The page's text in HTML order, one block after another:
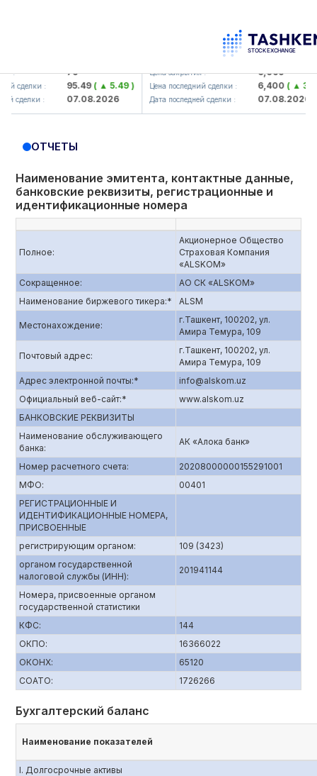
79
: 95.49 ( ▲ 5.49 )
: 07.08.2026
UZMK (<O'zmetkombinat> AJ)
Цена закрытия : 6,099
Цена последний сделки : 6,400( ▲ 300.04 )
Дата последней сделки : 07.08.2026
ОТЧЕТЫ
Наименование эмитента, контактные данные,
банковские реквизиты, регистрационные и
идентификационные номера
Полное:
Акционерное Общество
Страховая Компания
«ALSKOM»
Сокращенное:
АО СК «ALSKOM»
Наименование биржевого тикера:*
ALSM
Местонахождение:
г.Ташкент, 100202, ул.
Амира Темура, 109
Почтовый адрес:
г.Ташкент, 100202, ул.
Амира Темура, 109
Адрес электронной почты:*
info@alskom.uz
Официальный веб-сайт:*
www.alskom.uz
БАНКОВСКИЕ РЕКВИЗИТЫ
Наименование обслуживающего
банка:
АК «Алока банк»
Номер расчетного счета:
20208000000155291001
МФО:
00401
РЕГИСТРАЦИОННЫЕ И
ИДЕНТИФИКАЦИОННЫЕ НОМЕРА,
ПРИСВОЕННЫЕ
регистрирующим органом:
109 (3423)
органом государственной
налоговой службы (ИНН):
201941144
Номера, присвоенные органом
государственной статистики
КФС:
144
ОКПО:
16366022
ОКОНХ:
65120
СОАТО:
1726266
Бухгалтерский баланс
Наименование показателей
I. Долгосрочные активы